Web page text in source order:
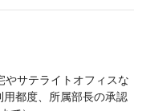
やサテライトオフィスな
都度、所属部長の承認